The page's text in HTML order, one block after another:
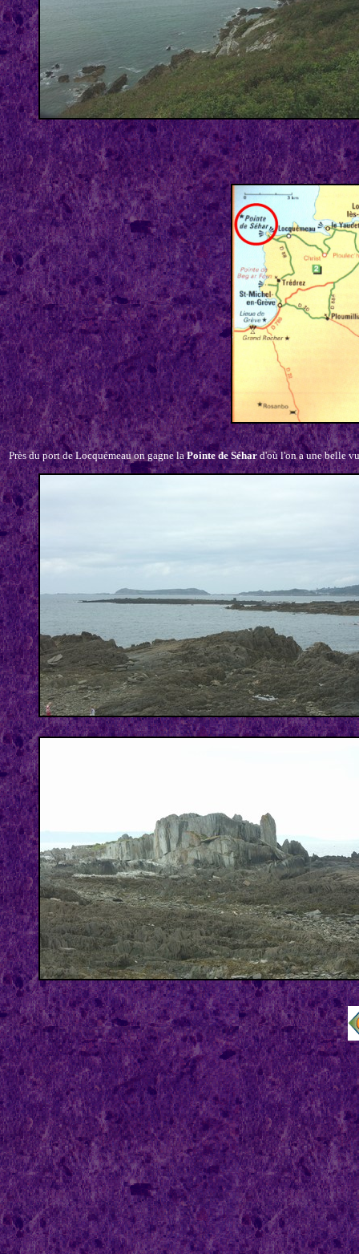
Près du port de Locquémeau on gagne laPointe de Séhard'où l'on a une belle